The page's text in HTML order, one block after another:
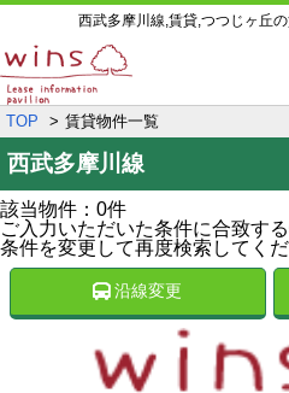
西武多摩川線,賃貸,つつじヶ丘
TOP 賃貸物件一覧
西武多摩川線
該当物件：0件
ご入力いただいた条件に合致す
条件を変更して再度検索してくだ
沿線変更